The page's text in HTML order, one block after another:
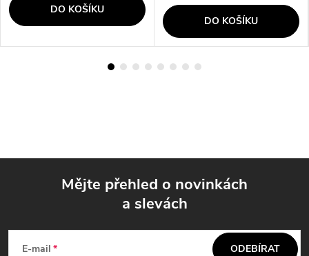
DO KOŠÍKU
DO KOŠÍKU
Mějte přehled o novinkách
a slevách
E-mail ODEBÍRAT